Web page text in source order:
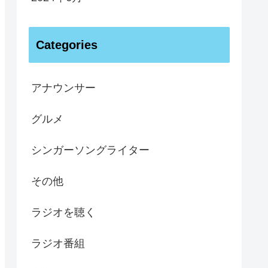
Categories
アナウンサー
グルメ
シンガーソングライター
その他
ラジオを聴く
ラジオ番組